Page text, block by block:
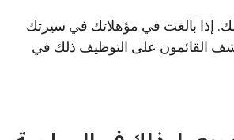
إذا بالغت في مؤهلاتك في سيرتك
القائمون على التوظيف ذلك في